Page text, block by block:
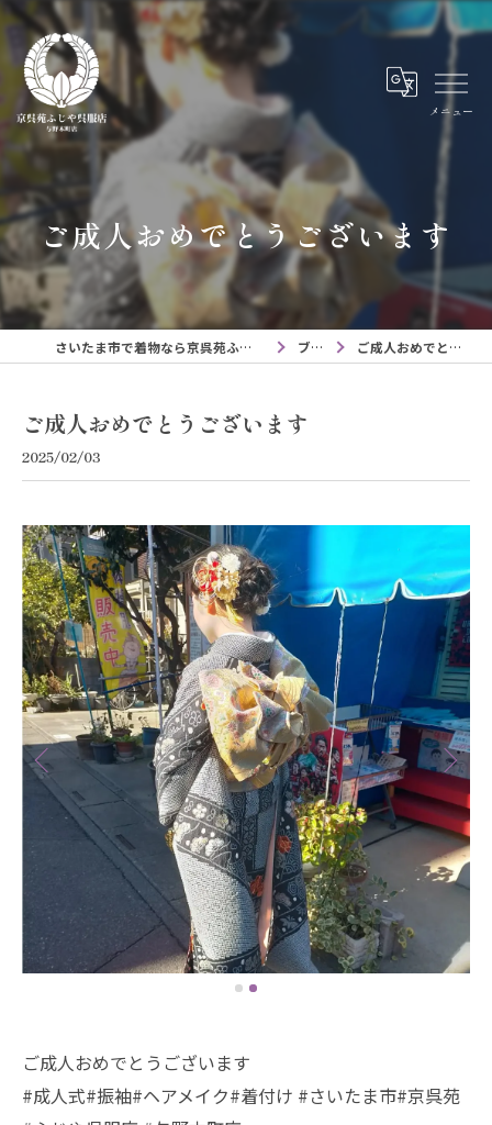
メニュー
ご成人おめでとうございます
さいたま市で着物なら京呉苑ふじや呉服店与野本町店 ブログ ご成人おめでとうございます
ご成人おめでとうございます
2025/02/03
ご成人おめでとうございます
#成人式#振袖#ヘアメイク#着付け #さいたま市#京呉苑